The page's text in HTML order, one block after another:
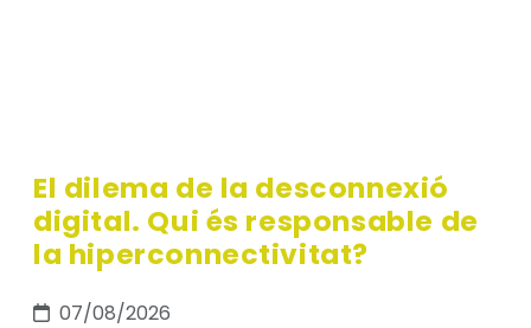
El dilema de la desconnexió
digital. Qui és responsable de
la hiperconnectivitat?
07/08/2026